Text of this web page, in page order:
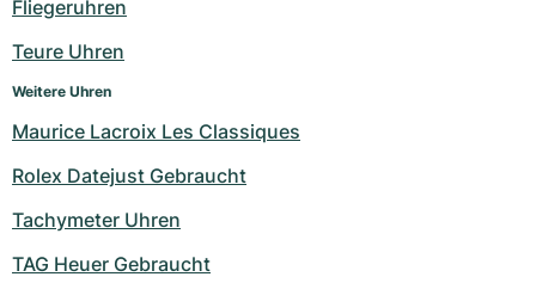
Fliegeruhren
Teure Uhren
Weitere Uhren
Maurice Lacroix Les Classiques
Rolex Datejust Gebraucht
Tachymeter Uhren
TAG Heuer Gebraucht